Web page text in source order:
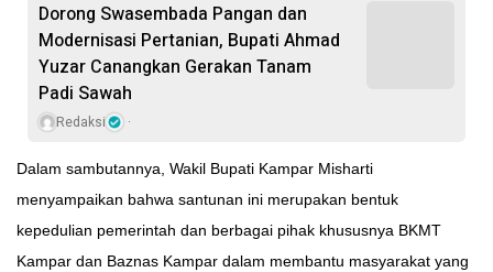
Dorong Swasembada Pangan dan
Modernisasi Pertanian, Bupati Ahmad
Yuzar Canangkan Gerakan Tanam
Padi Sawah
Redaksi
Dalam sambutannya, Wakil Bupati Kampar Misharti
menyampaikan bahwa santunan ini merupakan bentuk
kepedulian pemerintah dan berbagai pihak khususnya BKMT
Kampar dan Baznas Kampar dalam membantu masyarakat yang